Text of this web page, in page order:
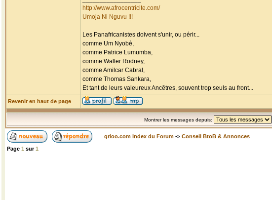
http://www.afrocentricite.com/
Umoja Ni Nguvu !!!
Les Panafricanistes doivent s'unir, ou périr...
comme Um Nyobè,
comme Patrice Lumumba,
comme Walter Rodney,
comme Amilcar Cabral,
comme Thomas Sankara,
Et tant de leurs valeureux Ancêtres, souvent trop seuls au front...
Revenir en haut de page
Montrer les messages depuis:
grioo.com Index du Forum -> Conseil BtoB & Annonces
Page 1 sur1